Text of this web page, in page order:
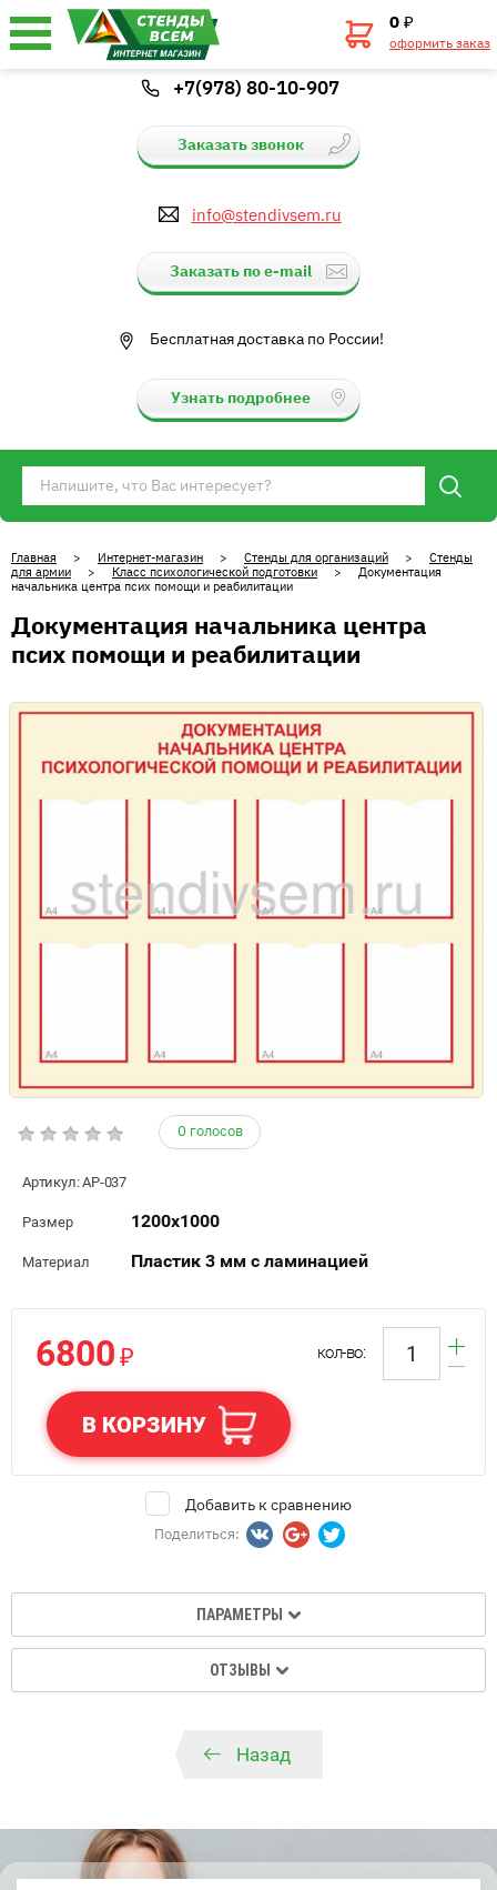
0₽
оформить заказ
+7(978) 80-10-907
Заказать звонок
info@stendivsem.ru
Заказать по e-mail
Бесплатная доставка по России!
Узнать подробнее
Главная > Интернет-магазин > Стенды для организаций > Стенды
для армии > Класс психологической подготовки > Документация
начальника центра псих помощи и реабилитации
Документация начальника центра
псих помощи и реабилитации
0 голосов
Артикул:АР-037
Размер 1200х1000
Материал Пластик 3 мм с ламинацией
6800₽ кол-во:
В КОРЗИНУ
Добавить к сравнению
Поделиться:
ПАРАМЕТРЫ
ОТЗЫВЫ
Назад